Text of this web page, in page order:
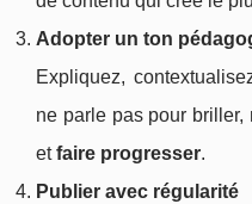
Adopter un ton
Expliquez,
ne parle pas pour briller,
etfaire progresser.
Publier avec régularité